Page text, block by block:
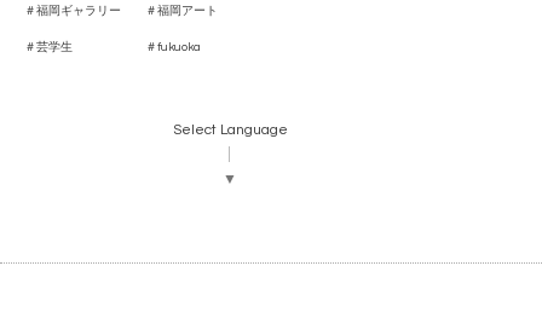
＃福岡ギャラリー ＃福岡アート
＃芸学生 ＃ fukuoka
Select Language
▼